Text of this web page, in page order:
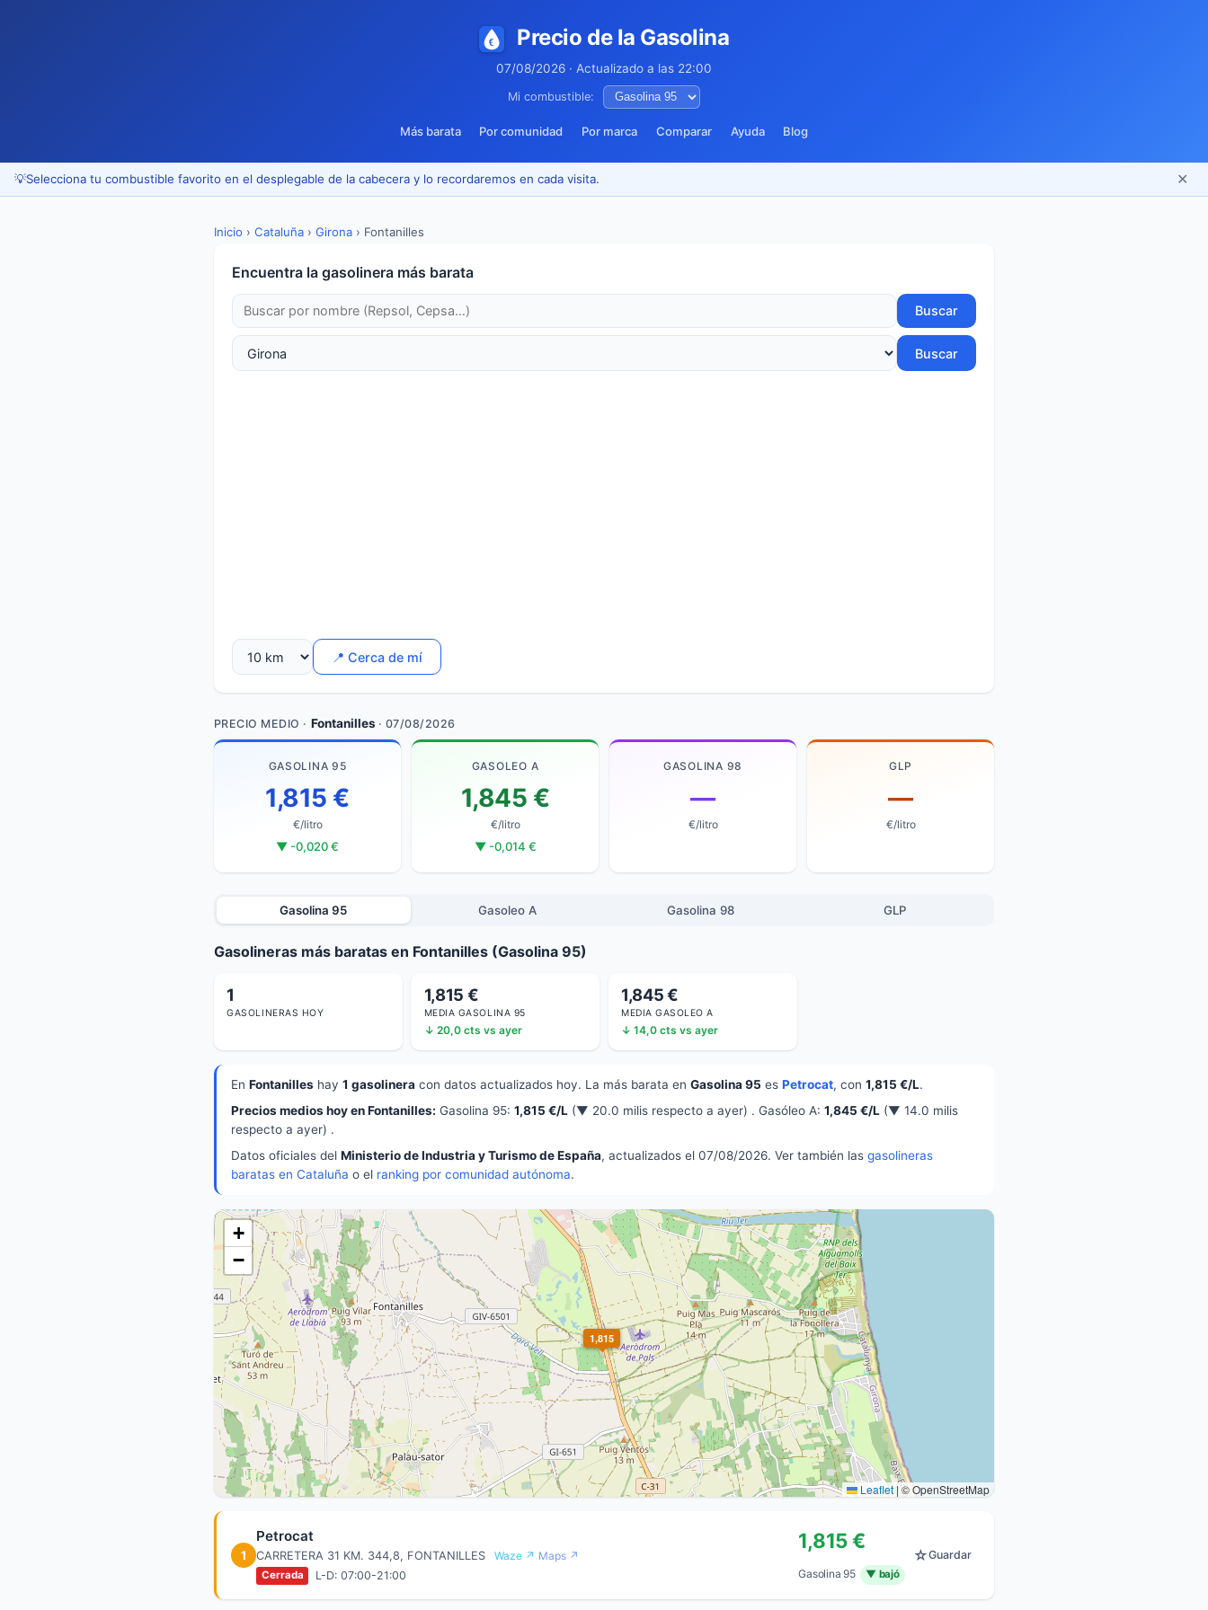
Precio de la Gasolina
07/08/2026 · Actualizado a las 22:00
Mi combustible:
Más barata Por comunidad Por marca Comparar Ayuda Blog
💡Selecciona tu combustible favorito en el desplegable de la cabecera y lo recordaremos en cada visita. ✕
Inicio › Cataluña › Girona › Fontanilles
Encuentra la gasolinera más barata
Buscar
Buscar
📍 Cerca de mí
PRECIO MEDIO · Fontanilles · 07/08/2026
GASOLINA 95
1,815 €
€/litro
▼ -0,020 €
GASOLEO A
1,845 €
€/litro
▼ -0,014 €
GASOLINA 98
—
€/litro
GLP
—
€/litro
Gasolina 95 Gasoleo A Gasolina 98 GLP
Gasolineras más baratas en Fontanilles (Gasolina 95)
1
GASOLINERAS HOY
1,815 €
MEDIA GASOLINA 95
↓ 20,0 cts vs ayer
1,845 €
MEDIA GASOLEO A
↓ 14,0 cts vs ayer
En Fontanilles hay 1 gasolinera con datos actualizados hoy. La más barata en Gasolina 95 es Petrocat, con 1,815 €/L.
Precios medios hoy en Fontanilles: Gasolina 95: 1,815 €/L (▼ 20.0 milis respecto a ayer) . Gasóleo A: 1,845 €/L (▼ 14.0 milis
respecto a ayer) .
Datos oficiales del Ministerio de Industria y Turismo de España, actualizados el 07/08/2026. Ver también las gasolineras
baratas en Cataluña o el ranking por comunidad autónoma.
1,815
+
−
Leaflet |© OpenStreetMap
1
Petrocat
CARRETERA 31 KM. 344,8, FONTANILLES Waze ↗ Maps ↗
Cerrada L-D: 07:00-21:00
1,815 €
Gasolina 95 ▼ bajó
☆Guardar